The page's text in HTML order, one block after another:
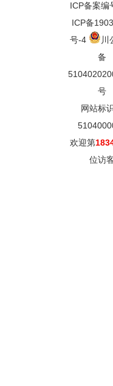
ICP备案编
ICP备
号-4
川
备
号
网站标
欢迎第
位访